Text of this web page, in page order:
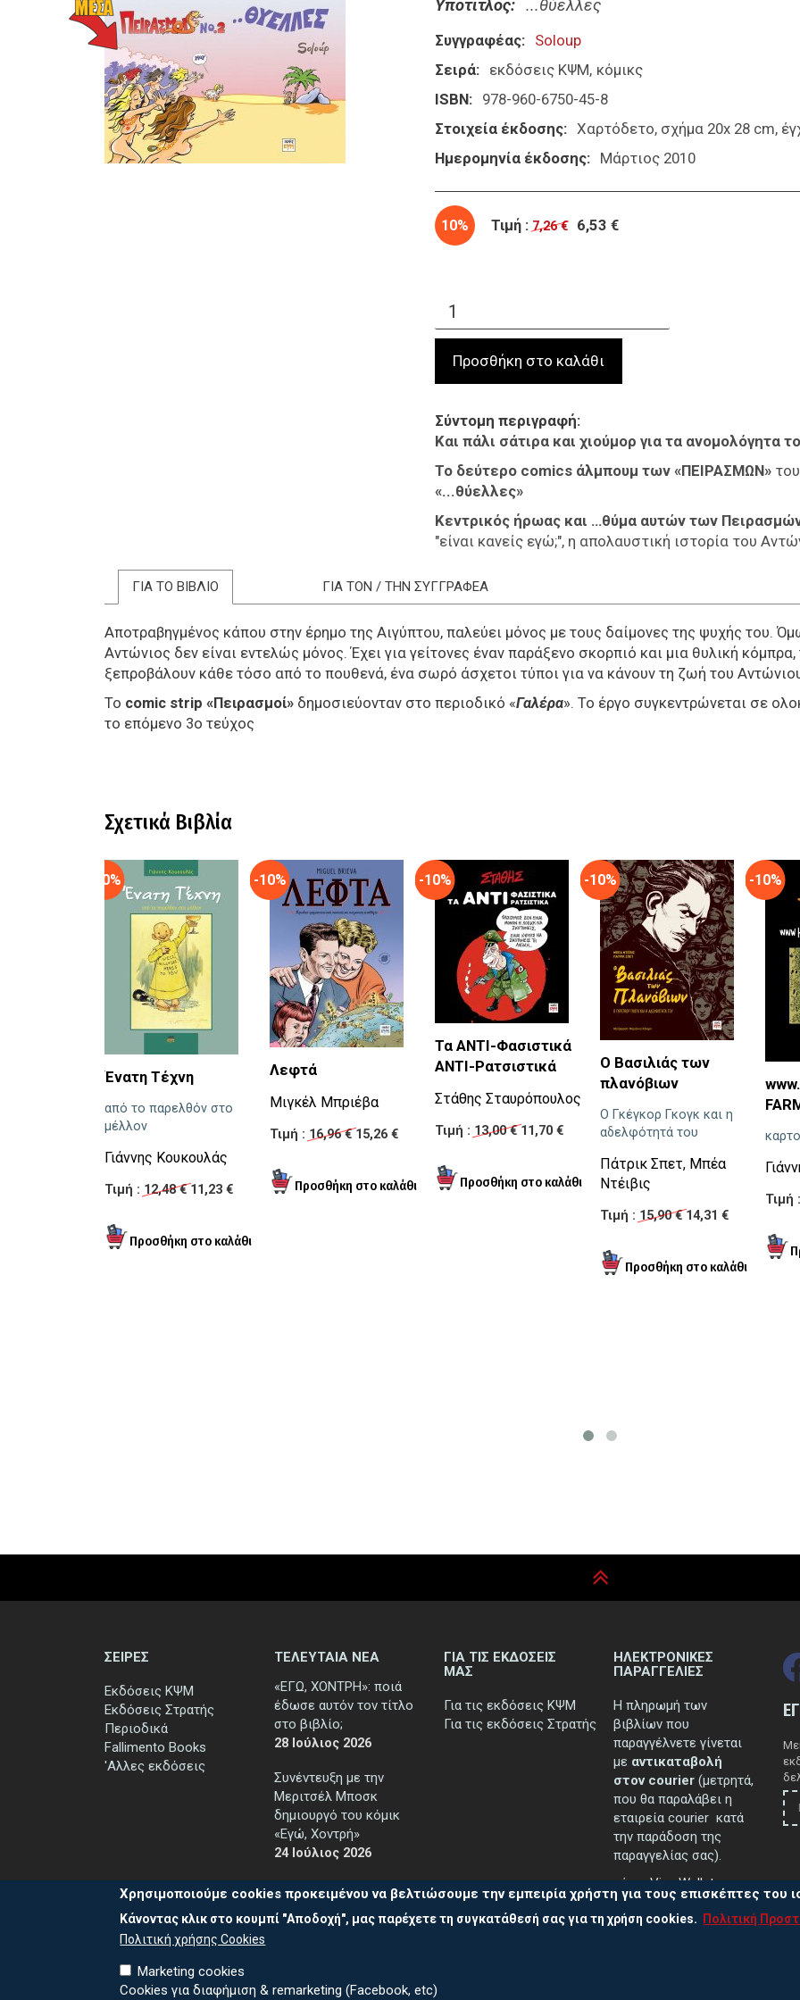
Υπότιτλος ...θύελλες
Συγγραφέας
Soloup
Σειρά
εκδόσεις ΚΨΜ κόμικς
ISBN
978-960-6750-45-8
Στοιχεία έκδοσης
Χαρτόδετο, σχήμα 20x 28 cm,
Ημερομηνία έκδοσης
Μάρτιος 2010
10% Τιμή : 7,26 € 6,53 €
Σύντομη περιγραφή
Και πάλι σάτιρα και χιούμορ για τα ανομολόγητα
Το δεύτερο comics άλμπουμ των «ΠΕΙΡΑΣΜΩΝ» του
«...θύελλες»
Κεντρικός ήρωας και …θύμα αυτών των
"είναι κανείς εγώ;", η απολαυστική ιστορία του
ΓΙΑ ΤΟ ΒΙΒΛΙΟ ΓΙΑ ΤΟΝ / ΤΗΝ ΣΥΓΓΡΑΦΕΑ
Αποτραβηγμένος κάπου στην έρημο της Αιγύπτου, παλεύει μόνος με τους δαίμονες της ψυχής του.
Αντώνιος δεν είναι εντελώς μόνος. Έχει για γείτονες έναν παράξενο σκορπιό και μια θυλική
ξεπροβάλουν κάθε τόσο από το πουθενά, ένα σωρό άσχετοι τύποι για να κάνουν τη ζωή του
Το comic strip «Πειρασμοί» δημοσιεύονταν στο περιοδικό «Γαλέρα». Το έργο συγκεντρώνεται σε
το επόμενο 3ο τεύχος
Σχετικά Βιβλία
-10%
Ένατη Τέχνη
από το παρελθόν στο
μέλλον
Γιάννης Κουκουλάς
Τιμή : 12,48 €11,23 €
-10%
Λεφτά
Μιγκέλ Μπριέβα
Τιμή : 16,96 €15,26 €
-10%
Τα ΑΝΤΙ-Φασιστικά
ΑΝΤΙ-Ρατσιστικά
Στάθης Σταυρόπουλος
Τιμή : 13,00 €11,70 €
-10%
Ο Βασιλιάς των
πλανόβιων
Ο Γκέγκορ Γκογκ και η
αδελφότητά του
Πάτρικ Σπετ, Mπέα
Ντέιβις
Τιμή : 15,90 €14,31 €
-10%
Τιμή :
ΣΕΙΡΕΣ
Εκδόσεις ΚΨΜ
Εκδόσεις Στρατής
Περιοδικά
Fallimento Books
'Αλλες εκδόσεις
ΤΕΛΕΥΤΑΙΑ ΝΕΑ
«ΕΓΩ, ΧΟΝΤΡΗ»: ποιά
έδωσε αυτόν τον τίτλο
στο βιβλίο;
28 Ιούλιος 2026
Συνέντευξη με την
Μεριτσέλ Μποσκ
δημιουργό του κόμικ
«Εγώ, Χοντρή»
24 Ιούλιος 2026
ΓΙΑ ΤΙΣ ΕΚΔΟΣΕΙΣ
ΜΑΣ
Για τις εκδόσεις ΚΨΜ
Για τις εκδόσεις Στρατής
ΗΛΕΚΤΡΟΝΙΚΕΣ
ΠΑΡΑΓΓΕΛΙΕΣ
Η πληρωμή των
βιβλίων που
παραγγέλνετε γίνεται
με αντικαταβολή
στον courier (μετρητά,
που θα παραλάβει η
εταιρεία courier κατά
την παράδοση της
παραγγελίας σας).
μέσω Viva Wallet.
..περισσότερα
Χρησιμοποιούμε cookies προκειμένου να βελτιώσουμε την εμπειρία χρήστη για τους επισκέπτες του
Κάνοντας κλικ στο κουμπί "Αποδοχή", μας παρέχετε τη συγκατάθεσή σας για τη χρήση cookies.
Πολιτική
Πολιτική χρήσης Cookies
Marketing cookies
Cookies για διαφήμιση & remarketing (Facebook, etc)